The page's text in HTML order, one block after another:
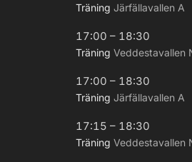
Träning Järfällavallen A
17:00 – 18:30
Träning Veddestavallen
17:00 – 18:30
Träning Järfällavallen A
17:15 – 18:30
Träning Veddestavallen